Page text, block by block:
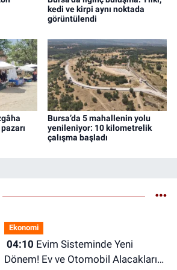
kedi ve kirpi aynı noktada
görüntülendi
Bursa’da 5 mahallenin yolu
yenileniyor: 10 kilometrelik
çalışma başladı
Ekonomi
04:10
Dönem! Ev ve Otomobil Alacakları